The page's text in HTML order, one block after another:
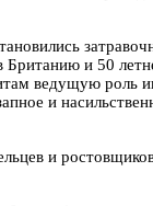
и 50
ведущую роль
и
и